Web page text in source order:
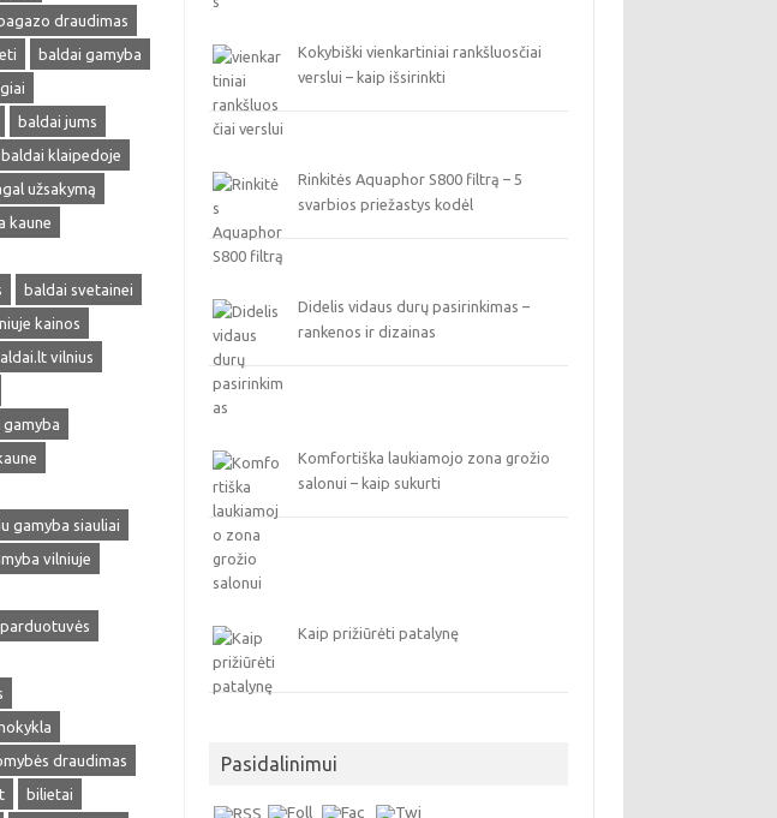
bagazo draudimas
baldai gamyba
baldai jums
baldai klaipedoje
užsakymą
kaune
baldai svetainei
kainos
vilnius
gamyba
gamyba siauliai
vilniuje
draudimas
bilietai
Kokybiški vienkartiniai rankšluosčiai
verslui – kaip išsirinkti
Rinkitės Aquaphor S800 filtrą – 5
svarbios priežastys kodėl
Didelis vidaus durų pasirinkimas –
rankenos ir dizainas
Komfortiška laukiamojo zona grožio
salonui – kaip sukurti
Kaip prižiūrėti patalynę
Pasidalinimui